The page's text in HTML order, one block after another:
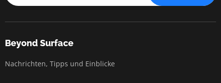
Beyond Surface
Nachrichten, Tipps und Einblicke